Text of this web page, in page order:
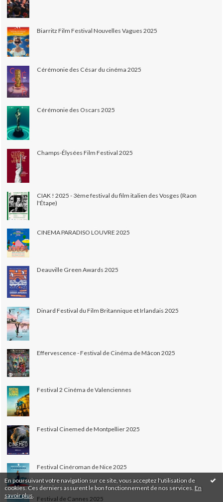
En poursuivant votre navigation sur ce site, vous acceptez l'utilisation de
cookies. Ces derniers assurent le bon fonctionnement de nos services. En
savoir plus
Biarritz Film Festival Nouvelles Vagues 2025
Cérémonie des César du cinéma 2025
Cérémonie des Oscars 2025
Champs-Élysées Film Festival 2025
CIAK ! 2025 - 3ème festival du film italien des Vosges (Raon
l'Étape)
CINEMA PARADISO LOUVRE 2025
Deauville Green Awards 2025
Dinard Festival du Film Britannique et Irlandais 2025
Effervescence - Festival de Cinéma de Mâcon 2025
Festival 2 Cinéma de Valenciennes
Festival Cinemed de Montpellier 2025
Festival Cinéroman de Nice 2025
Festival de Cannes 2025